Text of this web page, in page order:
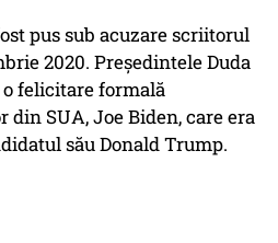
pus sub acuzare scriitorul
2020. Președintele Duda
felicitare formală
SUA, Joe Biden, care era
său Donald Trump.